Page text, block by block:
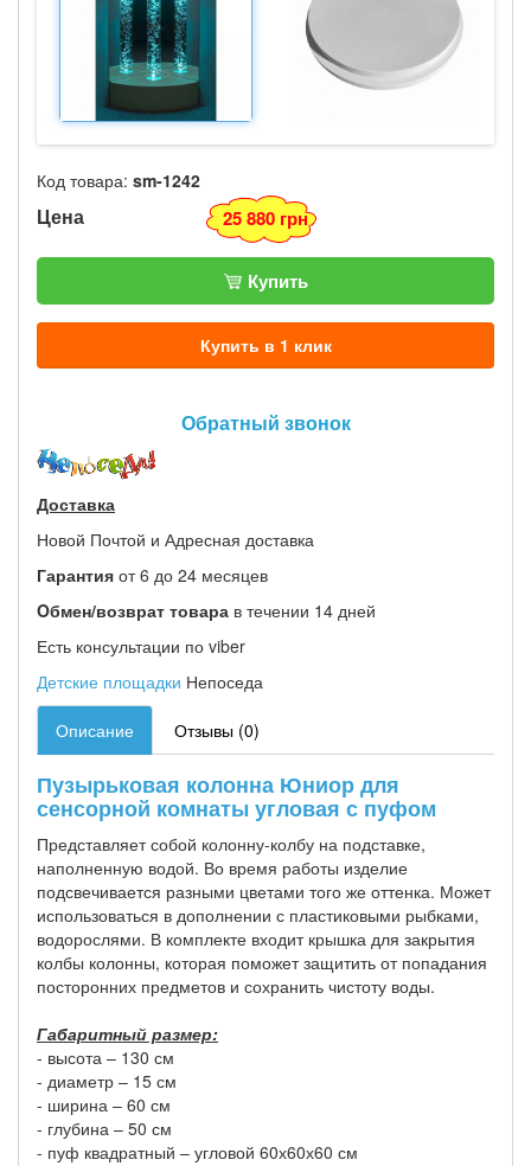
Код товара: sm-1242
Цена 25 880 грн
Купить
Купить в 1 клик
Обратный звонок
Доставка
Новой Почтой и Адресная доставка
Гарантия от 6 до 24 месяцев
Oбмен/возврат товара в течении 14 дней
Есть консультации по viber
Детские площадки Непоседа
Описание Отзывы (0)
Пузырьковая колонна Юниор для
сенсорной комнаты угловая с пуфом
Представляет собой колонну-колбу на подставке,
наполненную водой. Во время работы изделие
подсвечивается разными цветами того же оттенка. Может
использоваться в дополнении с пластиковыми рыбками,
водорослями. В комплекте входит крышка для закрытия
колбы колонны, которая поможет защитить от попадания
посторонних предметов и сохранить чистоту воды.
Габаритный размер:
- высота – 130 см
- диаметр – 15 см
- ширина – 60 см
- глубина – 50 см
- пуф квадратный – угловой 60х60х60 см